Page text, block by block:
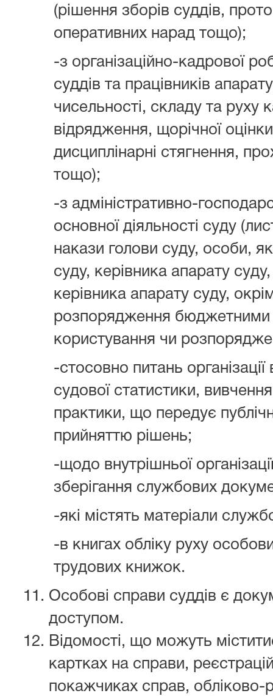
(рішення зборів суддів,
оперативних нарад тощо);
-з організаційно-кадрової
суддів та працівників
чисельності, складу та руху
відрядження, щорічної
дисциплінарні стягнення,
тощо);
-з адміністративно-
основної діяльності суду
накази голови суду, особи,
суду, керівника апарату
керівника апарату суду,
розпорядження бюджетними
користування чи
-стосовно питань
судової статистики,
практики, що передує
прийняттю рішень;
-щодо внутрішньої
зберігання службових
-які містять матеріали
-в книгах обліку руху
трудових книжок.
Особові справи суддів є
доступом.
Відомості, що можуть
картках на справи,
покажчиках справ, обліково-